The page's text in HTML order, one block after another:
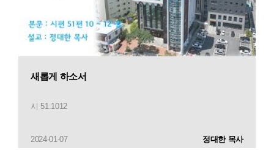
새롭게 하소서
시 51:1012
2024-01-07 정대한 목사